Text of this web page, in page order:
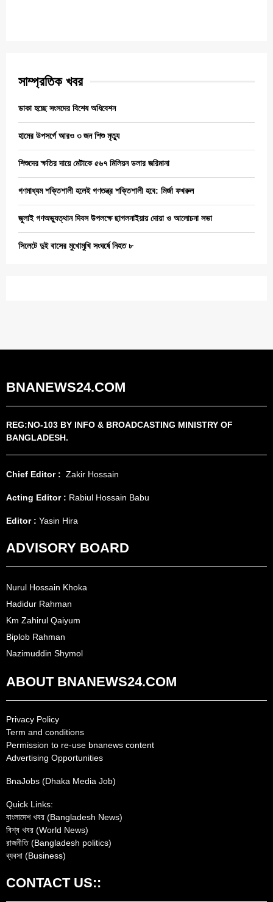
সাম্প্রতিক খবর
ডাকা হচ্ছে সংসদের বিশেষ অধিবেশন
হামের উপসর্গে আরও ৩ জন শিশু মৃত্যু
শিশুদের ক্ষতির দায়ে মেটাকে ৫৬৭ মিলিয়ন ডলার জরিমানা
গণমাধ্যম শক্তিশালী হলেই গণতন্ত্র শক্তিশালী হবে: মির্জা ফখরুল
জুলাই গণঅভ্যুত্থান দিবস উপলক্ষে ছাগলনাইয়ায় দোয়া ও আলোচনা সভা
সিলেটে দুই বাসের মুখোমুখি সংঘর্ষে নিহত ৮
BNANEWS24.COM
REG:NO-103 BY INFO & BROADCASTING MINISTRY OF
BANGLADESH.
Chief Editor : Zakir Hossain
Acting Editor : Rabiul Hossain Babu
Editor : Yasin Hira
ADVISORY BOARD
Nurul Hossain Khoka
Hadidur Rahman
Km Zahirul Qaiyum
Biplob Rahman
Nazimuddin Shymol
ABOUT BNANEWS24.COM
Privacy Policy
Term and conditions
Permission to re-use bnanews content
Advertising Opportunities
BnaJobs (Dhaka Media Job)
Quick Links:
বাংলাদেশ খবর (Bangladesh News)
বিশ্ব খবর (World News)
রাজনীতি (Bangladesh politics)
ব্যবসা (Business)
CONTACT US::